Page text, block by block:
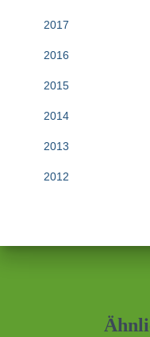
2017
2016
2015
2014
2013
2012